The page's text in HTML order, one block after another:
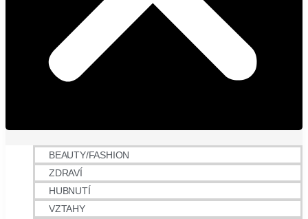
BEAUTY/FASHION
ZDRAVÍ
HUBNUTÍ
VZTAHY